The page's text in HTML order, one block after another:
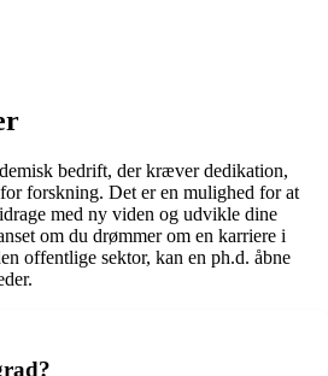
bedrift, der kræver dedikation,
forskning. Det er en mulighed for at
med ny viden og udvikle dine
om du drømmer om en karriere i
offentlige sektor, kan en ph.d. åbne